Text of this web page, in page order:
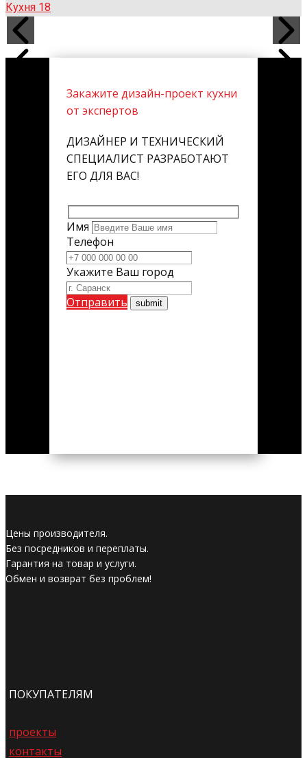
Кухня 18
Закажите дизайн-проект кухни
от экспертов
ДИЗАЙНЕР И ТЕХНИЧЕСКИЙ
СПЕЦИАЛИСТ РАЗРАБОТАЮТ
ЕГО ДЛЯ ВАС!
Имя
Телефон
Укажите Ваш город
Отправить
Цены производителя.
Без посредников и переплаты.
Гарантия на товар и услуги.
Обмен и возврат без проблем!
ПОКУПАТЕЛЯМ
проекты
контакты